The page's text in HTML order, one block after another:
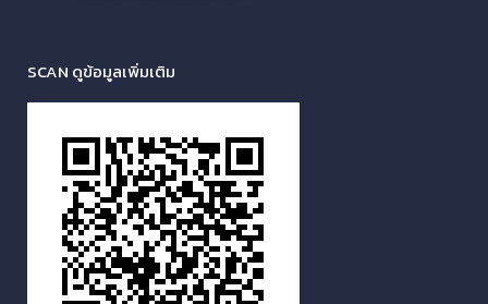
SCAN ดูข้อมูลเพิ่มเติม